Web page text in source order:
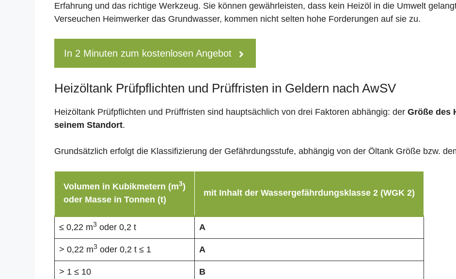
Erfahrung und das richtige Werkzeug. Sie können gewährleisten, dass kein Heizöl in die Umwelt
Verseuchen Heimwerker das Grundwasser, kommen nicht selten hohe Forderungen auf sie zu.
In 2 Minuten zum kostenlosen Angebot
Heizöltank Prüfpflichten und Prüffristen in Geldern nach AwSV
Heizöltank Prüfpflichten und Prüffristen sind hauptsächlich von drei Faktoren abhängig: der Größe des
seinem Standort.
Grundsätzlich erfolgt die Klassifizierung der Gefährdungsstufe, abhängig von der Öltank Größe bzw.
Volumen in Kubikmetern (m3)
oder Masse in Tonnen (t)
mit Inhalt der Wassergefährdungsklasse 2 (WGK 2)
≤ 0,22 m3 oder 0,2 t A
> 0,22 m3 oder 0,2 t ≤ 1 A
> 1 ≤ 10 B